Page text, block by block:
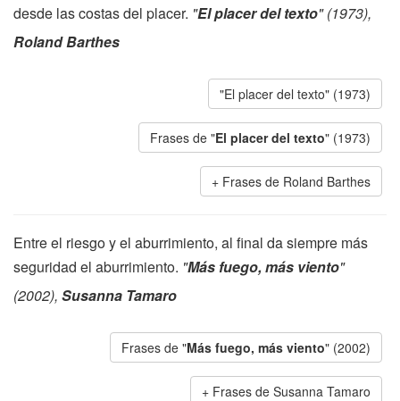
desde las costas del placer. "El placer del texto" (1973),
Roland Barthes
"El placer del texto" (1973)
Frases de "El placer del texto" (1973)
Frases de Roland Barthes
Entre el riesgo y el aburrimiento, al final da siempre más
seguridad el aburrimiento. "Más fuego, más viento"
(2002), Susanna Tamaro
Frases de "Más fuego, más viento" (2002)
Frases de Susanna Tamaro